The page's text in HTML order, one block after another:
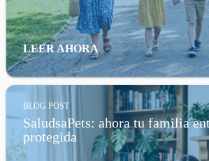
LEER AHORA
BLOG POST
SaludsaPets: ahora tu familia
protegida